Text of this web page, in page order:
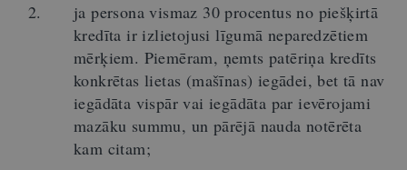
ja persona vismaz 30 procentus no piešķirtā
kredīta ir izlietojusi līgumā neparedzētiem
mērķiem. Piemēram, ņemts patēriņa kredīts
konkrētas lietas (mašīnas) iegādei, bet tā nav
iegādāta vispār vai iegādāta par ievērojami
mazāku summu, un pārējā nauda notērēta
kam citam;